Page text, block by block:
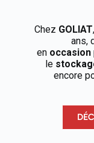
Chez GOLIAT
ans,
en occasion
le
encore